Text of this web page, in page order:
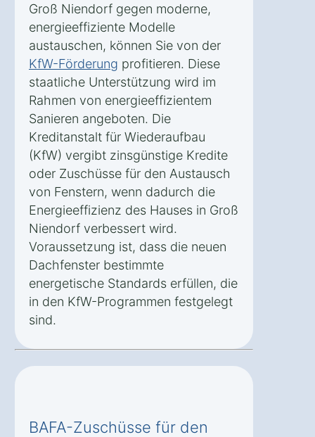
Groß Niendorf gegen moderne,
energieeffiziente Modelle
austauschen, können Sie von der
KfW-Förderung profitieren. Diese
staatliche Unterstützung wird im
Rahmen von energieeffizientem
Sanieren angeboten. Die
Kreditanstalt für Wiederaufbau
(KfW) vergibt zinsgünstige Kredite
oder Zuschüsse für den Austausch
von Fenstern, wenn dadurch die
Energieeffizienz des Hauses in Groß
Niendorf verbessert wird.
Voraussetzung ist, dass die neuen
Dachfenster bestimmte
energetische Standards erfüllen, die
in den KfW-Programmen festgelegt
sind.
BAFA-Zuschüsse für den